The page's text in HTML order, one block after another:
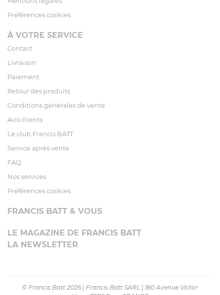
Préférences cookies
À VOTRE SERVICE
Contact
Livraison
Paiement
Retour des produits
Conditions générales de vente
Avis clients
Le club Francis BATT
Service après vente
FAQ
Nos services
Préférences cookies
FRANCIS BATT & VOUS
LE MAGAZINE DE FRANCIS BATT
LA NEWSLETTER
© Francis Batt 2026 Francis Batt SARL
180 Avenue Victor